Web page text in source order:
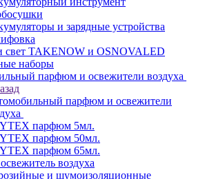
и зарядные устройства
свет TAKENOW и OSNOVALED
наборы
парфюм и освежители воздуха
парфюм и освежители
парфюм 5мл.
парфюм 50мл.
парфюм 65мл.
воздуха
и шумоизоляционные